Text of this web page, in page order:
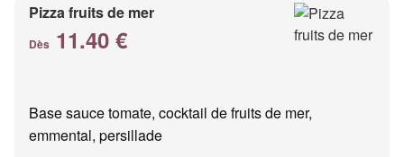
Pizza fruits de mer
Dès 11.40 €
Base sauce tomate, cocktail de fruits de mer,
emmental, persillade